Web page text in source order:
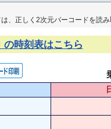
、正しく2次元バーコードを読み
の時刻表はこちら